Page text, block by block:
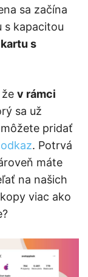
sa začína
s kapacitou
s
v rámci
sa už
pridať
. Potrvá
máte
na našich
viac ako